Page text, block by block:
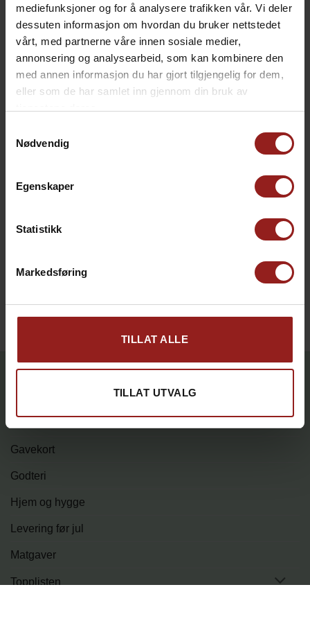
mediefunksjoner og for å analysere trafikken vår. Vi deler
dessuten informasjon om hvordan du bruker nettstedet
vårt, med partnerne våre innen sosiale medier,
annonsering og analysearbeid, som kan kombinere den
med annen informasjon du har gjort tilgjengelig for dem,
eller som de har samlet inn gjennom din bruk av
Nødvendig
Egenskaper
Statistikk
Markedsføring
TILLAT ALLE
TILLAT UTVALG
Case Logic Variate
ryggsekk med
Gavekort
Godteri
Hjem og hygge
Levering før jul
Matgaver
Topplisten